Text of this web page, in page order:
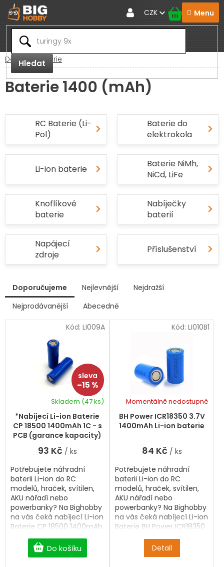
Přejít
na
obsah
Hledat
CZK
Domů Baterie
Baterie 1400 (mAh)
RC Baterie (Li-
Pol)
Baterie do
elektrokola
Li-ion baterie
Baterie NiMh,
NiCd, LiFe
Knoflíkové
baterie
Nabíječky
baterií
Napájecí
zdroje
Příslušenství
a
Doporučujeme Nejlevnější
Nejdražší
Nejprodávanější
Abecedně
ý
i
–15 %
*Nabíjecí Li-ion Baterie
CP 18500 1400mAh 1C - s
PCB (garance kapacity)
hodnocení
produktu
je
hvězdiček.
Skladem (47 ks)
93 Kč / ks
Do košíku
Potřebujete náhradní
baterii Li-ion do RC
modelů, hraček, svítilen,
AKU nářadí nebo
powerbanky? Na Bighobby
na vás čeká nabíjecí Li-ion
Baterie CP 18500 1400mAh
2 500 Kč. Nelze bodovat
do packu.
Kód: LI009A
BH Power ICR18350 3.7V
1400mAh Li-ion baterie
Momentálně nedostupné
84 Kč / ks
Detail
Potřebujete náhradní
baterii Li-ion do RC
modelů, hraček, svítilen,
AKU nářadí nebo
powerbanky? Na Bighobby
na vás čeká nabíjecí Li-ion
Baterie BH Power ICR18350
zdarma od 2 500 Kč. Nelze
bodovat do packu.
Kód: LI010B1